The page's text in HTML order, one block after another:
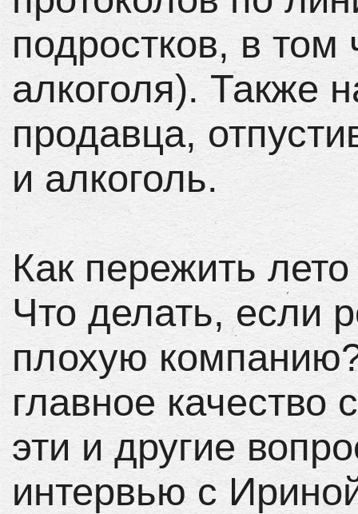
подростков, в том
алкоголя). Также
продавца,
и алкоголь.
Как пережить
Что делать, если
плохую
главное качество
эти и другие
интервью с